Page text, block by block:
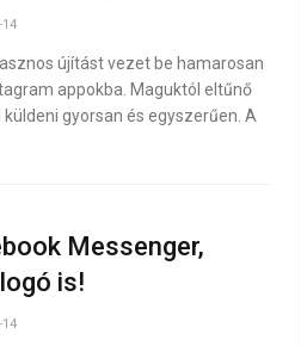
14
újítást vezet be hamarosan
appokba. Maguktól eltűnő
gyorsan és egyszerűen. A
Messenger,
is!
14